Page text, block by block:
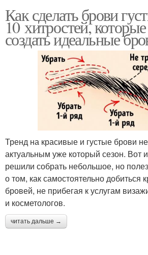
Как сделать брови
10 хитростей,
создать идеальные
Тренд на красивые и густые брови
актуальным уже который сезон. Вот
решили собрать небольшое, но
о том, как самостоятельно
бровей, не прибегая к услугам
и косметологов.
читать дальше →